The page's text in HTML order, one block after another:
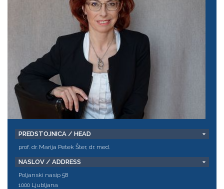
PREDSTOJNICA / HEAD
prof. dr. Marija Petek Šter, dr. med.
NASLOV / ADDRESS
Poljanski nasip 58
1000 Ljubljana